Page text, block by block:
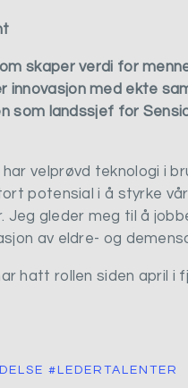
skaper verdi for
innovasjon med ekte
som landssjef for
velprøvd teknologi i
potensial i å styrke
Jeg gleder meg til å
av eldre- og
hatt rollen siden april i
#LEDERTALENTER